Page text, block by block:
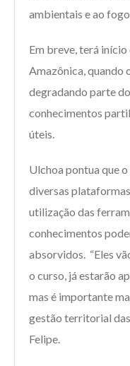
ambientais e ao fogo.
Em breve, terá
Amazônica, quando
degradando parte
conhecimentos
úteis.
Ulchoa pontua que
diversas
utilização das
conhecimentos
absorvidos. “Eles
o curso, já estarão
mas é importante
gestão territorial
Felipe.